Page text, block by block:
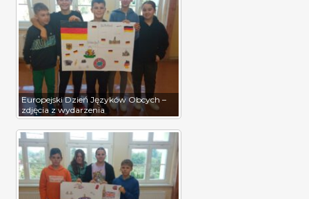
Europejski Dzień Języków Obcych –
zdjęcia z wydarzenia